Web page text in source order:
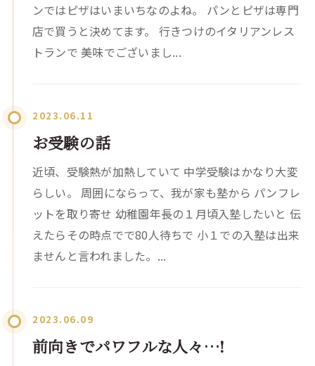
ンではピザはいまいちなのよね。 パンとピザは専門
店で買うと決めてます。 行きつけのイタリアンレス
トランで 美味でございまし...
2023.06.11
お受験の話
近頃、受験熱が加熱していて 中学受験はかなり大変
らしい。 周囲にならって、我が家も塾から パンフレ
ットを取り寄せ 幼稚園年長の１月頃入塾したいと 伝
えたらその時点でで80人待ちで 小１での入塾は出来
ませんと言われました。...
2023.06.09
前向きでパワフルな人々…!